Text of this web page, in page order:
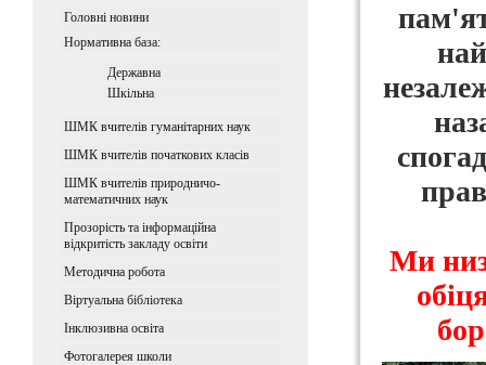
Головні новини
Нормативна база:
Державна
Шкiльна
ШМК вчителів гуманітарних наук
ШМК вчителів початкових класів
ШМК вчителів природничо-
математичних наук
Прозорість та інформаційна
відкритість закладу освіти
Методична робота
Віртуальна бібліотека
Iнклюзивна освiта
Фотогалерея школи
Ми